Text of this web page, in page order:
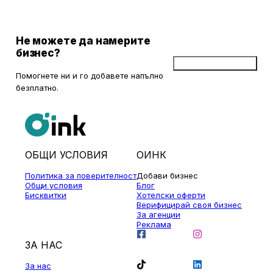
Не можете да намерите
бизнес?
Помогнете ни и го добавете напълно
безплатно.
ОБЩИ УСЛОВИЯ
Политика за поверителност
Общи условия
Бисквитки
ОИНК
Добави бизнес
Блог
Хотелски оферти
Верифицирай своя бизнес
За агенции
Реклама
ЗА НАС
За нас